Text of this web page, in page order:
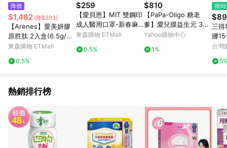
點數回饋或點數回饋有爭議，台灣樂天市場保有更改條款與法律
追訴之權利，活動詳情以樂天市場網站公告為準。
降價
$1,482 (降$393)
【Arenes】愛美妍膠
原胜肽 2入盒(6.5g/包
x15包)/盒
東森購物 ETMall
0.5%
$259
【愛貝恩】MIT 雙鋼印
成人醫用口罩-新春麻
將系列(30入*3盒)
東森購物 ETMall
0.5%
$810
【PaPa-Oligo 糖老
爹】愛兒膜益生元 3gX
21入/盒
Yahoo購物中心
1%
限
三
娜
維生
台灣
熱銷排行榜